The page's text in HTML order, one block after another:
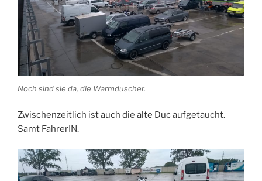
Noch sind sie da, die Warmduscher.
Zwischenzeitlich ist auch die alte Duc aufgetaucht.
Samt FahrerIN.